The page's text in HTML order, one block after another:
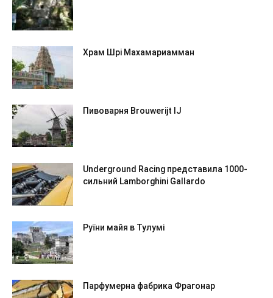
Храм Шрі Махамариамман
Пивоварня Brouwerijt IJ
Underground Racing представила 1000-
сильний Lamborghini Gallardo
Руїни майя в Тулумі
Парфумерна фабрика Фрагонар